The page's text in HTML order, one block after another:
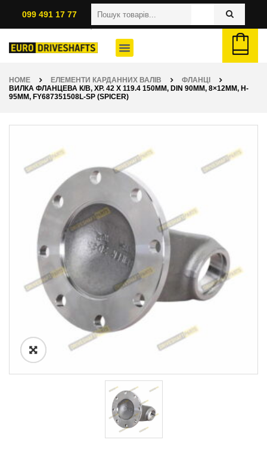
099 491 17 77
HOME ЕЛЕМЕНТИ КАРДАННИХ ВАЛІВ
ФЛАНЦІ
ВИЛКА ФЛАНЦЕВА К/В, ХР. 42 X 119.4 150ММ, DIN 90ММ, 8×12ММ, H-
95ММ, FY687351508L-SP (SPICER)